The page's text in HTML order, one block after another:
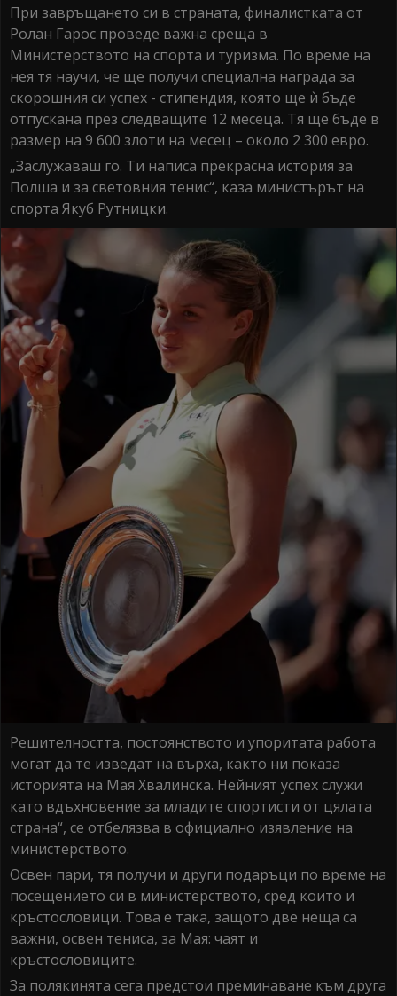
При завръщането си в страната, финалистката от
Ролан Гарос проведе важна среща в
Министерството на спорта и туризма. По време на
нея тя научи, че ще получи специална награда за
скорошния си успех - стипендия, която ще ѝ бъде
отпускана през следващите 12 месеца. Тя ще бъде в
размер на 9 600 злоти на месец – около 2 300 евро.
„Заслужаваш го. Ти написа прекрасна история за
Полша и за световния тенис“, каза министърът на
спорта Якуб Рутницки.
Решителността, постоянството и упоритата работа
могат да те изведат на върха, както ни показа
историята на Мая Хвалинска. Нейният успех служи
като вдъхновение за младите спортисти от цялата
страна“, се отбелязва в официално изявление на
министерството.
Освен пари, тя получи и други подаръци по време на
посещението си в министерството, сред които и
кръстословици. Това е така, защото две неща са
важни, освен тениса, за Мая: чаят и
кръстословиците.
За полякинята сега предстои преминаване към друга